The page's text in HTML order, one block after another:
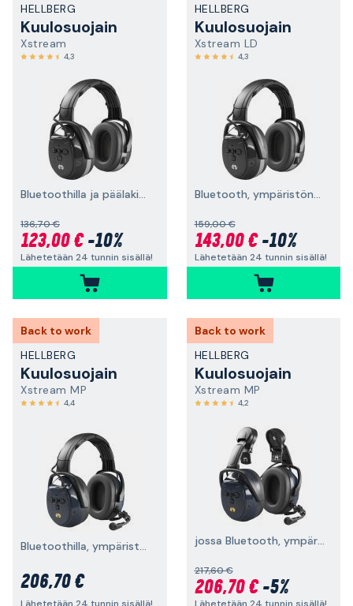
HELLBERG
Kuulosuojain
Xstream
4,3
Bluetoothilla ja päälakisangalla
136,70 €
123,00 €-10%
Lähetetään 24 tunnin sisällä!
HELLBERG
Kuulosuojain
Xstream LD
4,3
Bluetooth, ympäristönkuuntelu, päälakisanka
159,00 €
143,00 €-10%
Lähetetään 24 tunnin sisällä!
Back to work
HELLBERG
Kuulosuojain
Xstream MP
4,4
Bluetoothilla, ympäristönkuuntelulla ja päälakisangalla
206,70 €
Back to work
HELLBERG
Kuulosuojain
Xstream MP
4,2
jossa Bluetooth, ympäristönkuuntelu ja kypäräkiinnike
217,60 €
206,70 €-5%